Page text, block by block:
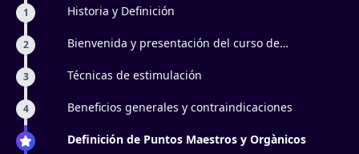
1 Historia y Definición
2
Bienvenida y presentación del curso de
3 Técnicas de estimulación
4 Beneficios generales y contraindicaciones
Definición de Puntos Maestros y Orgànicos